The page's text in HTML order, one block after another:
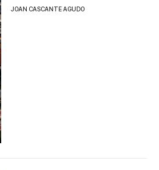
JOAN CASCANTE AGUDO